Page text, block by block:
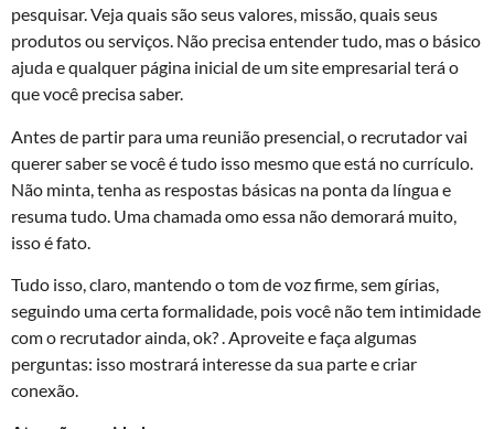
pesquisar. Veja quais são seus valores, missão, quais seus
produtos ou serviços. Não precisa entender tudo, mas o básico
ajuda e qualquer página inicial de um site empresarial terá o
que você precisa saber.
Antes de partir para uma reunião presencial, o recrutador vai
querer saber se você é tudo isso mesmo que está no currículo.
Não minta, tenha as respostas básicas na ponta da língua e
resuma tudo. Uma chamada omo essa não demorará muito,
isso é fato.
Tudo isso, claro, mantendo o tom de voz firme, sem gírias,
seguindo uma certa formalidade, pois você não tem intimidade
com o recrutador ainda, ok? . Aproveite e faça algumas
perguntas: isso mostrará interesse da sua parte e criar
conexão.